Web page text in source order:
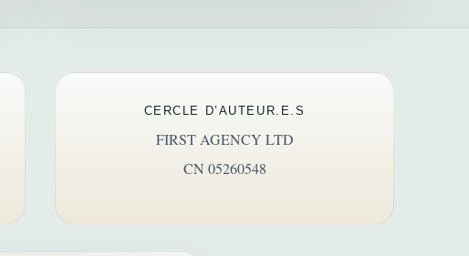
CERCLE D’AUTEUR.E.S
FIRST AGENCY LTD
CN 05260548